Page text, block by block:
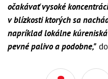
očakávať vysoké
v blízkosti ktorých sa
napríklad lokálne
pevné palivo a podobne,"